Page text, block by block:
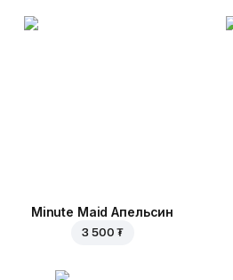
Minute Maid Апельсин
3 500 ₮